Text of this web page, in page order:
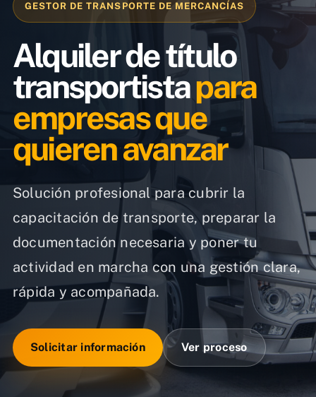
Noticias
Contacto
GESTOR DE TRANSPORTE DE MERCANCÍAS
Alquiler de título
transportistapara
empresas que
quieren avanzar
Solución profesional para cubrir la
capacitación de transporte, preparar la
documentación necesaria y poner tu
actividad en marcha con una gestión clara,
rápida y acompañada.
Solicitar información Ver proceso